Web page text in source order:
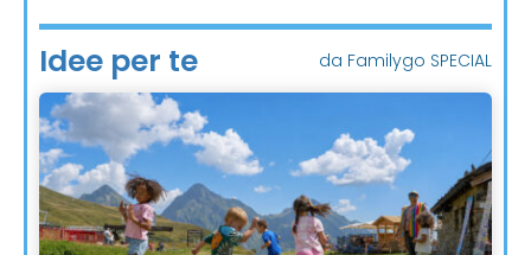
Idee per te da Familygo SPECIAL